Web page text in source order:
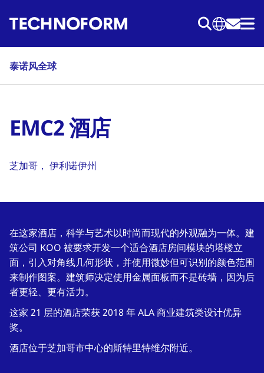
转
要
泰诺风全球
EMC2 酒店
芝加哥， 伊利诺伊州
在这家酒店，科学与艺术以时尚而现代的外观融为一体。建
筑公司 KOO 被要求开发一个适合酒店房间模块的塔楼立
面，引入对角线几何形状，并使用微妙但可识别的颜色范围
来制作图案。建筑师决定使用金属面板而不是砖墙，因为后
者更轻、更有活力。
这家 21 层的酒店荣获 2018 年 ALA 商业建筑类设计优异
奖。
酒店位于芝加哥市中心的斯特里特维尔附近。